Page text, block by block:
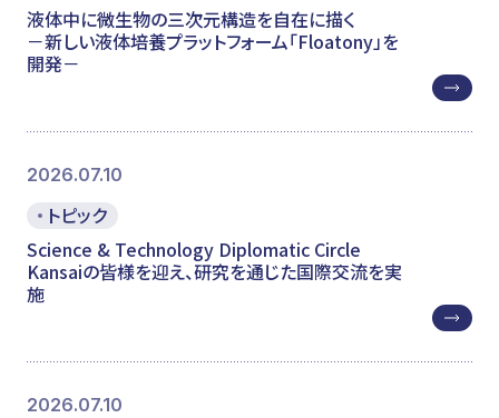
液体中に微生物の三次元構造を自在に描く
－新しい液体培養プラットフォーム「Floatony」を
開発－
2026.07.10
トピック
Science & Technology Diplomatic Circle
Kansaiの皆様を迎え、研究を通じた国際交流を実
施
2026.07.10